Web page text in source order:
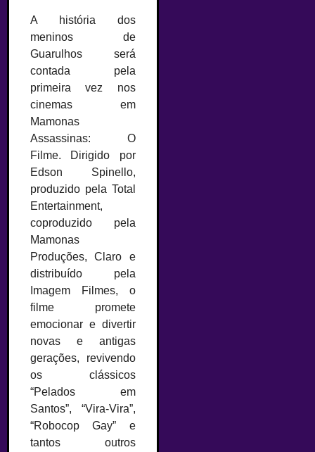
A história dos
meninos de
Guarulhos será
contada pela
primeira vez nos
cinemas em
Mamonas
Assassinas: O
Filme. Dirigido por
Edson Spinello,
produzido pela Total
Entertainment,
coproduzido pela
Mamonas
Produções, Claro e
distribuído pela
Imagem Filmes, o
filme promete
emocionar e divertir
novas e antigas
gerações, revivendo
os clássicos
“Pelados em
Santos”, “Vira-Vira”,
“Robocop Gay” e
tantos outros